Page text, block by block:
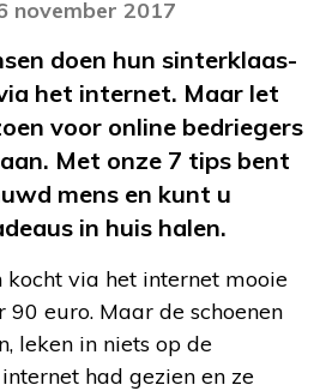
november 2017
doen hun sinterklaas-
het internet. Maar let
voor online bedriegers
Met onze 7 tips bent
mens en kunt u
in huis halen.
via het internet mooie
90 euro. Maar de schoenen
leken in niets op de
had gezien en ze